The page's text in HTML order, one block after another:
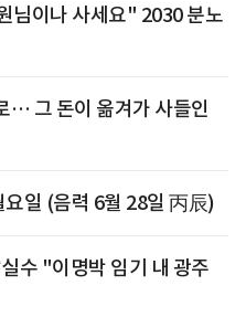
님이나 사세요" 2030 분노
… 그 돈이 옮겨가 사들인
일 (음력 6월 28일 丙辰)
수 "이명박 임기 내 광주